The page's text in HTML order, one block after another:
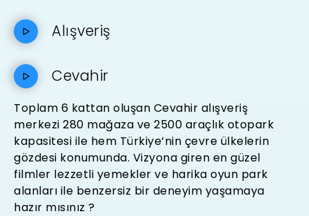
Alışveriş
Cevahir
Toplam 6 kattan oluşan Cevahir alışveriş
merkezi 280 mağaza ve 2500 araçlık otopark
kapasitesi ile hem Türkiye’nin çevre ülkelerin
gözdesi konumunda. Vizyona giren en güzel
filmler lezzetli yemekler ve harika oyun park
alanları ile benzersiz bir deneyim yaşamaya
hazır mısınız ?